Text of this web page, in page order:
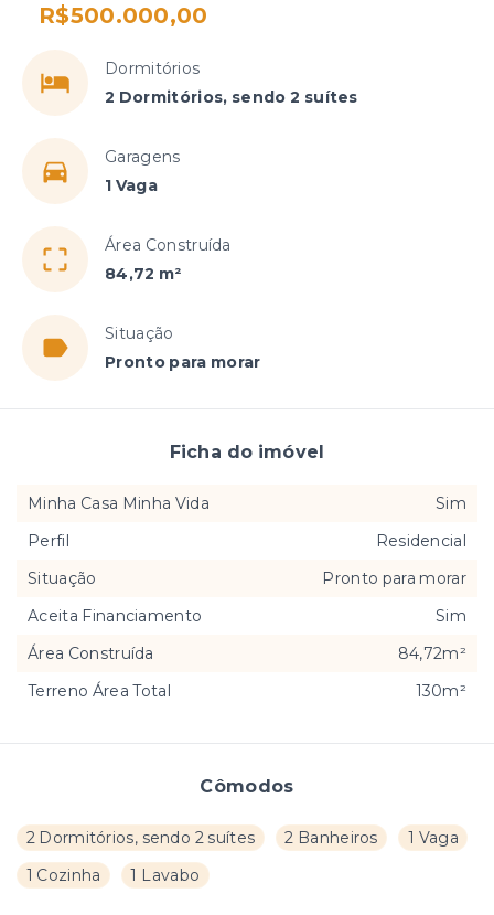
R$500.000,00
Dormitórios
2 Dormitórios, sendo 2 suítes
Garagens
1 Vaga
Área Construída
84,72 m²
Situação
Pronto para morar
Cômodos
2 Dormitórios, sendo 2 suítes 2 Banheiros
1 Vaga
1 Cozinha
1 Lavabo
Ficha do imóvel
Minha Casa Minha Vida
Sim
Perfil
Residencial
Situação
Pronto para morar
Aceita Financiamento
Sim
Área Construída
84,72m²
Terreno Área Total
130m²